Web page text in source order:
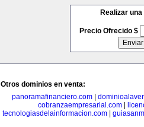
Realizar
Precio Ofrecido $
Otros dominios en venta:
panoramafinanciero.com
cobranzaempresarial.com
tecnologiasdelainformacion.com|